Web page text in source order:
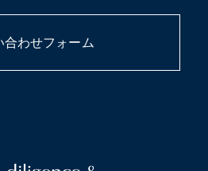
合わせフォーム